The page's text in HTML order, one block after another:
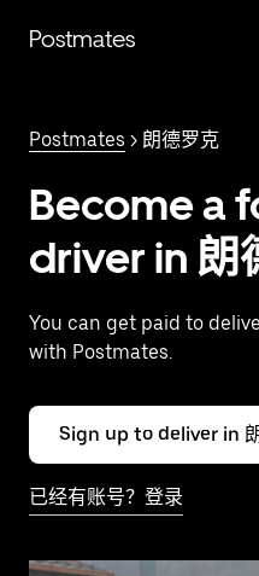
Postmates
Postmates > 朗德罗克
Become a
driver in 朗
You can get paid to
with Postmates.
Sign up to deliver in
已经有账号？登录